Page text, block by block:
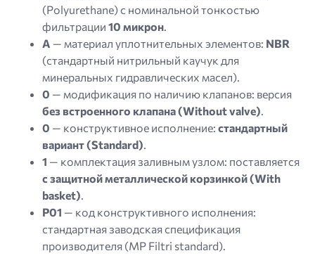
(Polyurethane) с номинальной тонкостью
фильтрации 10 микрон
A — материал уплотнительных элементов: NBR
(стандартный нитрильный каучук для
минеральных гидравлических масел).
0 — модификация по наличию клапанов: версия
без встроенного клапана (Without valve)
0 — конструктивное исполнение: стандартный
вариант (Standard)
1 — комплектация заливным узлом: поставляется
с защитной металлической корзинкой (With
basket)
P01 — код конструктивного исполнения:
стандартная заводская спецификация
производителя (MP Filtri standard).